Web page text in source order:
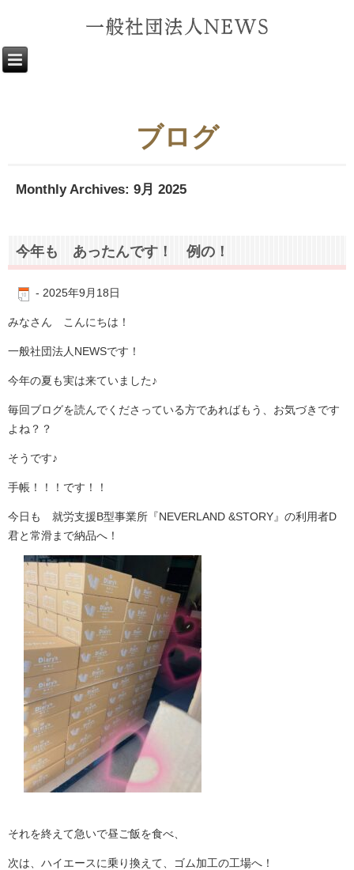
ブログ
Monthly Archives: 9月 2025
今年も あったんです！ 例の！
- 2025年9月18日
みなさん こんにちは！
一般社団法人NEWSです！
今年の夏も実は来ていました♪
毎回ブログを読んでくださっている方であればもう、お気づきです
よね？？
そうです♪
手帳！！！です！！
今日も 就労支援B型事業所『NEVERLAND &STORY』の利用者D
君と常滑まで納品へ！
それを終えて急いで昼ご飯を食べ、
次は、ハイエースに乗り換えて、ゴム加工の工場へ！